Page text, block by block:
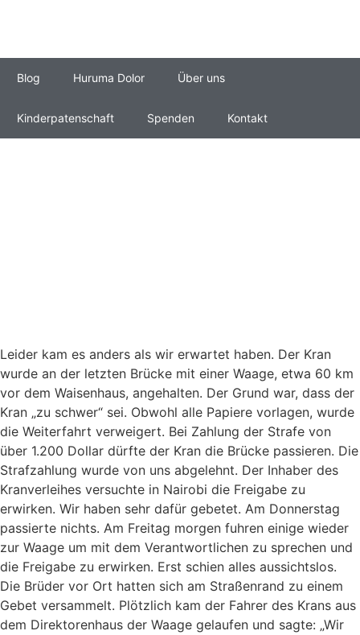
Blog Huruma Dolor Über uns
Kinderpatenschaft Spenden Kontakt
Leider kam es anders als wir erwartet haben. Der Kran
wurde an der letzten Brücke mit einer Waage, etwa 60 km
vor dem Waisenhaus, angehalten. Der Grund war, dass der
Kran „zu schwer“ sei. Obwohl alle Papiere vorlagen, wurde
die Weiterfahrt verweigert. Bei Zahlung der Strafe von
über 1.200 Dollar dürfte der Kran die Brücke passieren. Die
Strafzahlung wurde von uns abgelehnt. Der Inhaber des
Kranverleihes versuchte in Nairobi die Freigabe zu
erwirken. Wir haben sehr dafür gebetet. Am Donnerstag
passierte nichts. Am Freitag morgen fuhren einige wieder
zur Waage um mit dem Verantwortlichen zu sprechen und
die Freigabe zu erwirken. Erst schien alles aussichtslos.
Die Brüder vor Ort hatten sich am Straßenrand zu einem
Gebet versammelt. Plötzlich kam der Fahrer des Krans aus
dem Direktorenhaus der Waage gelaufen und sagte: „Wir